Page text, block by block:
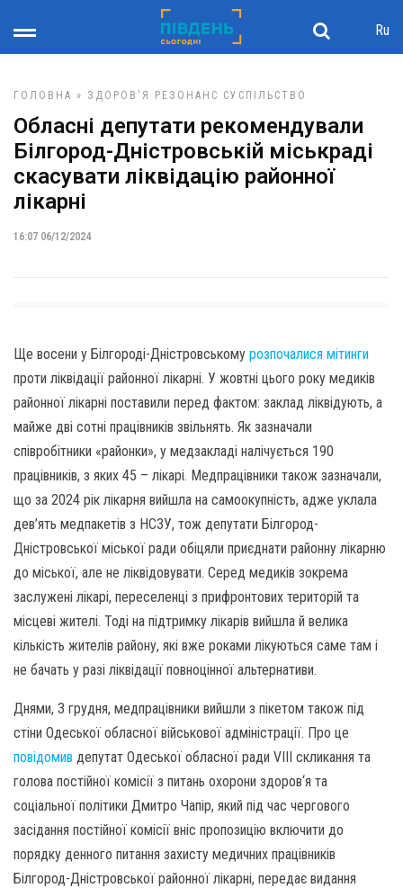
Ru
ГОЛОВНА » ЗДОРОВ'Я РЕЗОНАНС СУСПІЛЬСТВО
Обласні депутати рекомендували
Білгород-Дністровській міськраді
скасувати ліквідацію районної
лікарні
16:07 06/12/2024
Ще восени у Білгороді-Дністровському розпочалися мітинги
проти ліквідації районної лікарні. У жовтні цього року медиків
районної лікарні поставили перед фактом: заклад ліквідують, а
майже дві сотні працівників звільнять. Як зазначали
співробітники «районки», у медзакладі налічується 190
працівників, з яких 45 – лікарі. Медпрацівники також зазначали,
що за 2024 рік лікарня вийшла на самоокупність, адже уклала
дев’ять медпакетів з НСЗУ, тож депутати Білгород-
Дністровської міської ради обіцяли приєднати районну лікарню
до міської, але не ліквідовувати. Серед медиків зокрема
заслужені лікарі, переселенці з прифронтових територій та
місцеві жителі. Тоді на підтримку лікарів вийшла й велика
кількість жителів району, які вже роками лікуються саме там і
не бачать у разі ліквідації повноцінної альтернативи.
Днями, 3 грудня, медпрацівники вийшли з пікетом також під
стіни Одеської обласної військової адміністрації. Про це
повідомив депутат Одеської обласної ради VIII скликання та
голова постійної комісії з питань охорони здоров‘я та
соціальної політики Дмитро Чапір, який під час чергового
засідання постійної комісії вніс пропозицію включити до
порядку денного питання захисту медичних працівників
Білгород-Дністровської районної лікарні, передає видання